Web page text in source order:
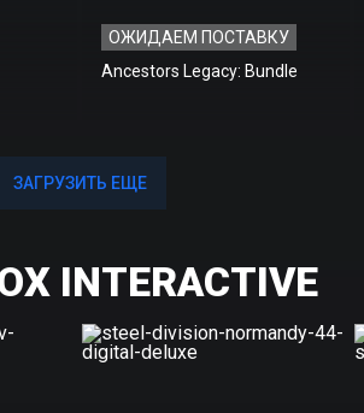
ОЖИДАЕМ ПОСТАВКУ
Ancestors Legacy: Bundle
ЗАГРУЗИТЬ ЕЩЕ
ЗАГРУЗИТЬ ЕЩЕ
INTERACTIVE